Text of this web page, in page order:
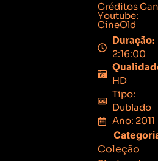
Créditos
Youtube:
CineOld
Duração:
2:16:00
HD
Tipo:
Dublado
Ano: 2011
Coleção